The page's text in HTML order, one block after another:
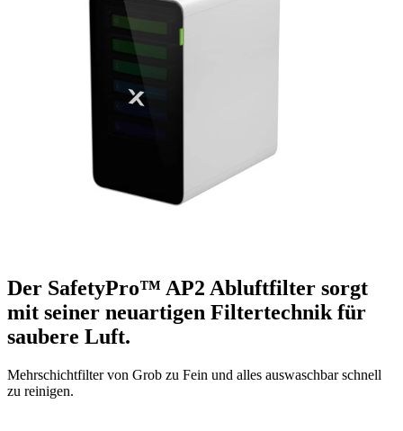
Der SafetyPro™ AP2 Abluftfilter sorgt
mit seiner neuartigen Filtertechnik für
saubere Luft.
Mehrschichtfilter von Grob zu Fein und alles auswaschbar schnell
zu reinigen.